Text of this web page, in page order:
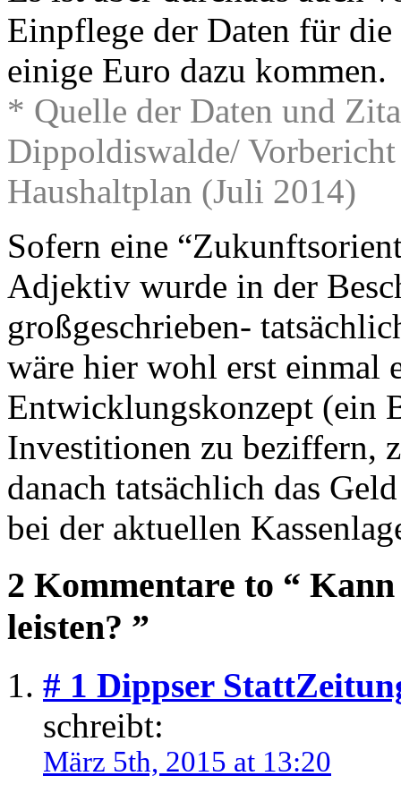
Einpflege der Daten für
einige Euro dazu kommen.
* Quelle der Daten und
Dippoldiswalde/
Haushaltplan (Juli 2014)
Sofern eine
Adjektiv wurde in der
großgeschrieben-
wäre hier wohl erst einmal
Entwicklungskonzept (ein
Investitionen zu beziffern,
danach tatsächlich das
bei der aktuellen
2 Kommentare to “
leisten? ”
# 1 Dippser
schreibt:
März 5th, 2015 at 13:20